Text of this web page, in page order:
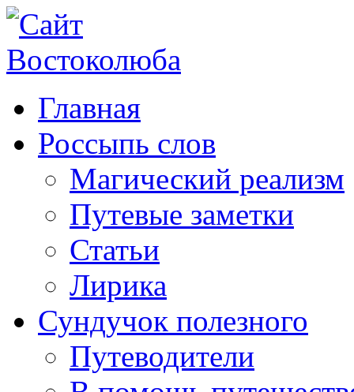
Главная
Россыпь слов
Магический реализм
Путевые заметки
Статьи
Лирика
Сундучок полезного
Путеводители